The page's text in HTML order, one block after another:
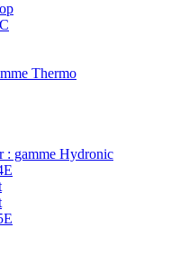
Thermo
: gamme Hydronic